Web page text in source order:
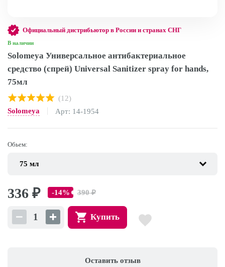
Оставить отзыв
Официальный дистрибьютор в России и странах СНГ
В наличии
Solomeya Универсальное антибактериальное
средство (спрей) Universal Sanitizer spray for hands,
75мл
(12)
Solomeya
Арт: 14-1954
336 ₽ -14% 390 ₽
Купить
Обьем: